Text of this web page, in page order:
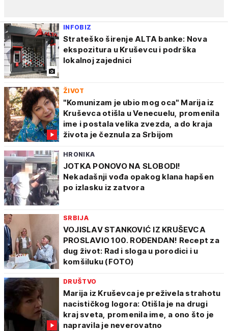
INFOBIZ
Strateško širenje ALTA banke: Nova
ekspozitura u Kruševcu i podrška
lokalnoj zajednici
ŽIVOT
"Komunizam je ubio mog oca" Marija iz
Kruševca otišla u Venecuelu, promenila
ime i postala velika zvezda, a do kraja
života je čeznula za Srbijom
HRONIKA
JOTKA PONOVO NA SLOBODI!
Nekadašnji vođa opakog klana hapšen
po izlasku iz zatvora
SRBIJA
VOJISLAV STANKOVIĆ IZ KRUŠEVCA
PROSLAVIO 100. ROĐENDAN! Recept za
dug život: Rad i sloga u porodici i u
komšiluku (FOTO)
DRUŠTVO
Marija iz Kruševca je preživela strahotu
nacističkog logora: Otišla je na drugi
kraj sveta, promenila ime, a ono što je
napravila je neverovatno